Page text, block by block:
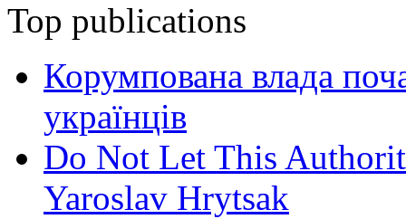
Top publications
Корумпована влада
українців
Do Not Let This
Yaroslav Hrytsak